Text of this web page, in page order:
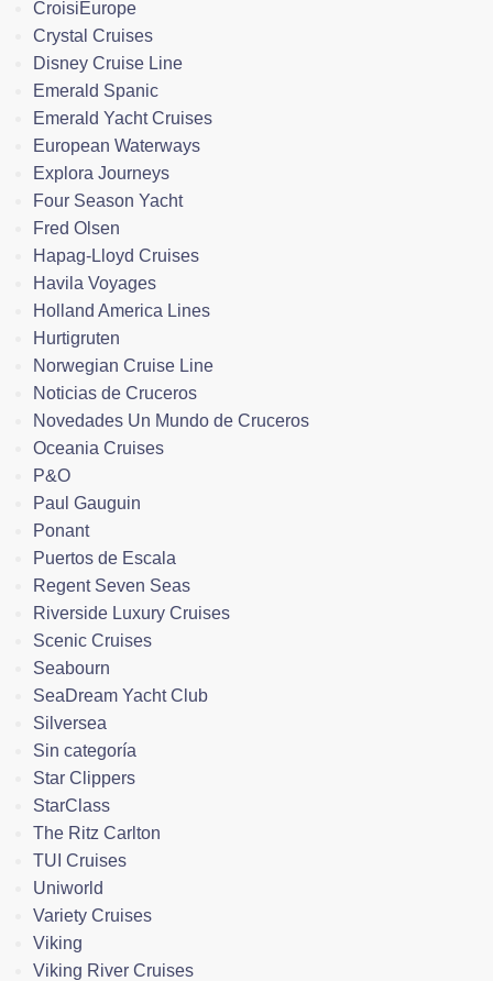
CroisiEurope
Crystal Cruises
Disney Cruise Line
Emerald Spanic
Emerald Yacht Cruises
European Waterways
Explora Journeys
Four Season Yacht
Fred Olsen
Hapag-Lloyd Cruises
Havila Voyages
Holland America Lines
Hurtigruten
Norwegian Cruise Line
Noticias de Cruceros
Novedades Un Mundo de Cruceros
Oceania Cruises
P&O
Paul Gauguin
Ponant
Puertos de Escala
Regent Seven Seas
Riverside Luxury Cruises
Scenic Cruises
Seabourn
SeaDream Yacht Club
Silversea
Sin categoría
Star Clippers
StarClass
The Ritz Carlton
TUI Cruises
Uniworld
Variety Cruises
Viking
Viking River Cruises